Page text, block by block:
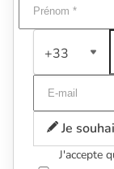
+33
Je
J'accepte